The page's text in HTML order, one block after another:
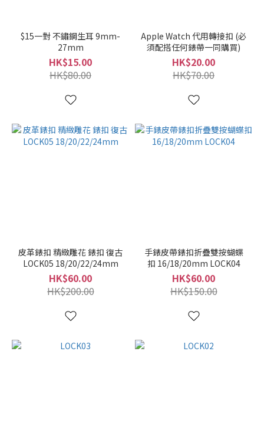
$15一對 不鏽鋼生耳 9mm-
27mm
HK$15.00
HK$80.00
Apple Watch 代用轉接扣 (必
須配搭任何錶帶一同購買)
HK$20.00
HK$70.00
皮革錶扣 精緻雕花 錶扣 復古
LOCK05 18/20/22/24mm
HK$60.00
HK$200.00
手錶皮帶錶扣折疊雙按蝴蝶
扣 16/18/20mm LOCK04
HK$60.00
HK$150.00